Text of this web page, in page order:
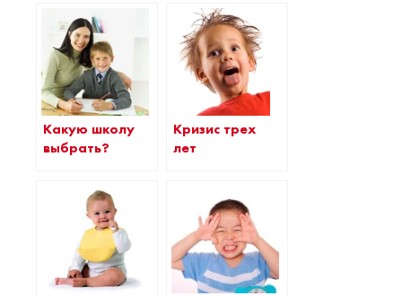
Какую школу
выбрать?
Кризис трех
лет